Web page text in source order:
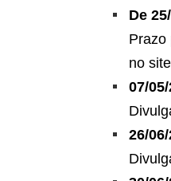
De
Prazo
no
07/
26/